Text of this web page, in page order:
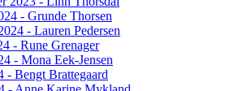
- Grunde Thorsen
- Lauren Pedersen
- Rune Grenager
- Mona Eek-Jensen
- Bengt Brattegaard